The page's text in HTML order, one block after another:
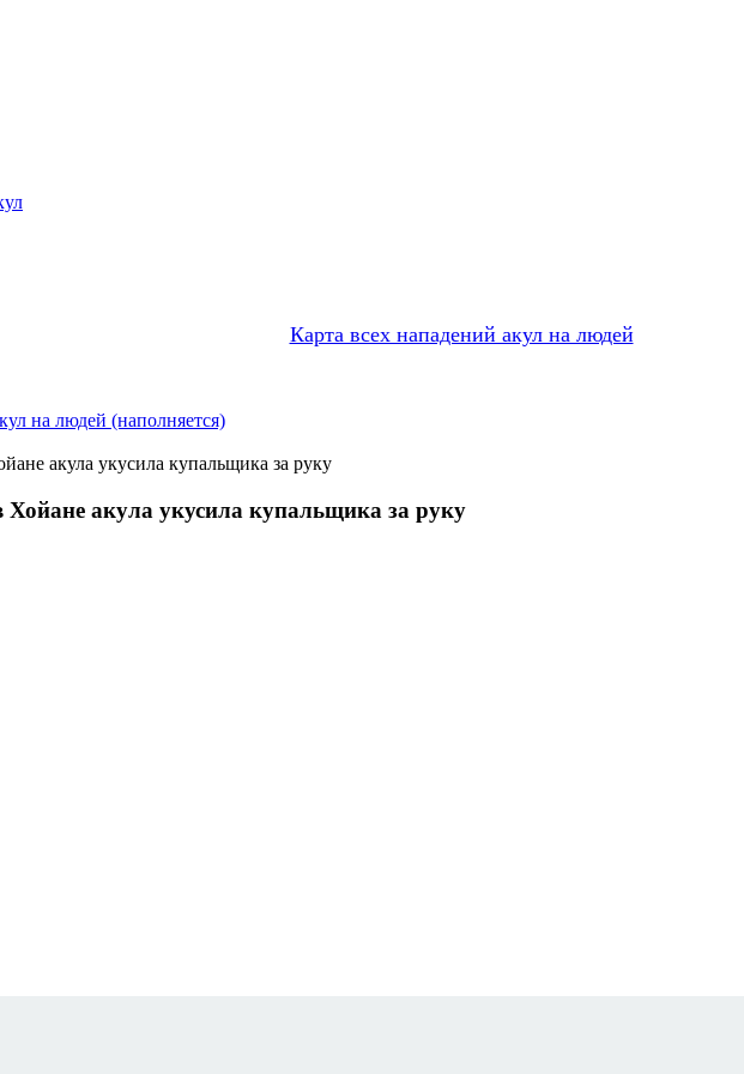
Карта всех нападений акул на людей
на людей (наполняется)
акула укусила купальщика за руку
акула укусила купальщика за руку